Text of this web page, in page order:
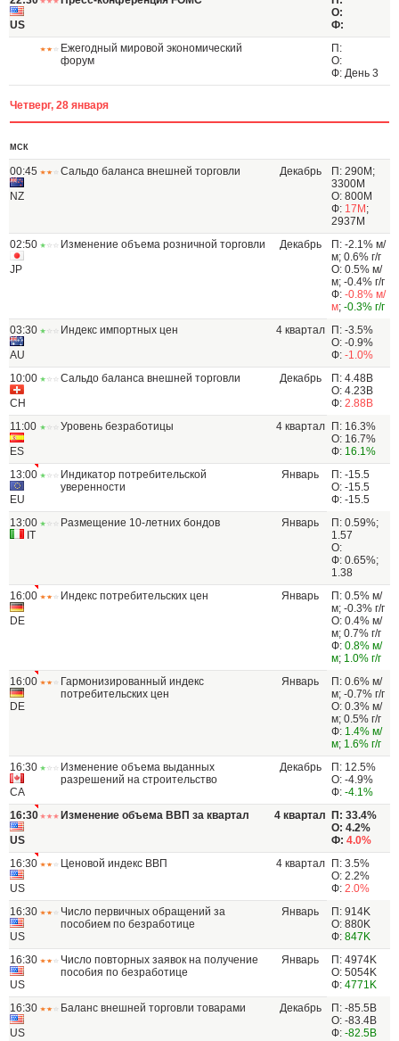
US
О:
Ф:
Ежегодный мировой экономический
форум
П:
О:
Ф: День 3
Четверг, 28 января
МСК
00:45
NZ
Сальдо баланса внешней торговли Декабрь
П: 290M;
3300M
О: 800M
Ф: 17M ;
2937M
02:50
JP
Изменение объема розничной торговли Декабрь
П: -2.1% м/
м; 0.6% г/г
О: 0.5% м/
м; -0.4% г/г
Ф: -0.8% м/
м; -0.3% г/г
03:30
AU
Индекс импортных цен 4 квартал
П: -3.5%
О: -0.9%
Ф: -1.0%
10:00
CH
Сальдо баланса внешней торговли Декабрь
П: 4.48B
О: 4.23B
Ф: 2.88B
11:00
ES
Уровень безработицы 4 квартал
П: 16.3%
О: 16.7%
Ф: 16.1%
13:00
EU
Индикатор потребительской
уверенности
Январь
П: -15.5
О: -15.5
Ф: -15.5
13:00
IT
Размещение 10-летних бондов Январь
П: 0.59%;
1.57
О:
Ф: 0.65%;
1.38
16:00
DE
Индекс потребительских цен Январь
П: 0.5% м/
м; -0.3% г/г
О: 0.4% м/
м; 0.7% г/г
Ф: 0.8% м/
м; 1.0% г/г
16:00
DE
Гармонизированный индекс
потребительских цен
Январь
П: 0.6% м/
м; -0.7% г/г
О: 0.3% м/
м; 0.5% г/г
Ф: 1.4% м/
м; 1.6% г/г
16:30
CA
Изменение объема выданных
разрешений на строительство
Декабрь
П: 12.5%
О: -4.9%
Ф: -4.1%
16:30
US
Изменение объема ВВП за квартал 4 квартал
П: 33.4%
О: 4.2%
Ф: 4.0%
16:30
US
Ценовой индекс ВВП 4 квартал
П: 3.5%
О: 2.2%
Ф: 2.0%
16:30
US
Число первичных обращений за
пособием по безработице
Январь
П: 914K
О: 880K
Ф: 847K
16:30
US
Число повторных заявок на получение
пособия по безработице
Январь
П: 4974K
О: 5054K
Ф: 4771K
16:30
US
Баланс внешней торговли товарами Декабрь
П: -85.5B
О: -83.4B
Ф: -82.5B